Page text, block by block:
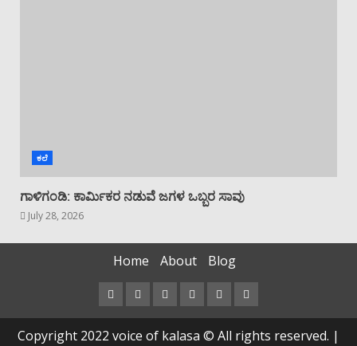
ಕಲೆ
ಗಾಳಿಗಂಡಿ: ಕಾರ್ಮಿಕರ ನಡುವೆ ಜಗಳ ಒಬ್ಬರ ಸಾವು
July 28, 2026
Home About Blog
Facebook
TwitterInstagram
Youtube
VK LinkedIn
Copyright 2022 voice of kalasa © All rights reserved. |